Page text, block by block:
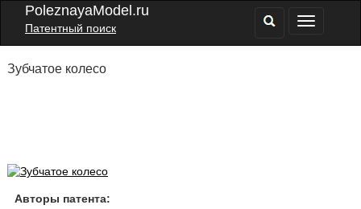
PoleznayaModel.ru
Патентный поиск
Зубчатое колесо
Авторы патента: